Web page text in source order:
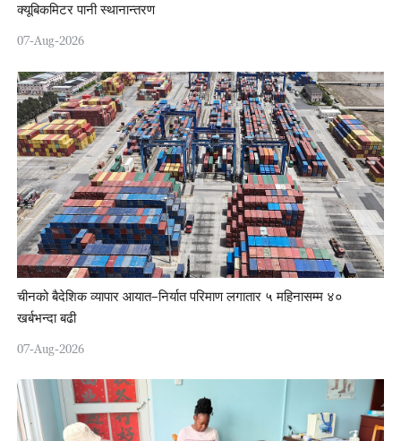
क्यूबिकमिटर पानी स्थानान्तरण
07-Aug-2026
चीनको बैदेशिक व्यापार आयात–निर्यात परिमाण लगातार ५ महिनासम्म ४०
खर्बभन्दा बढी
07-Aug-2026